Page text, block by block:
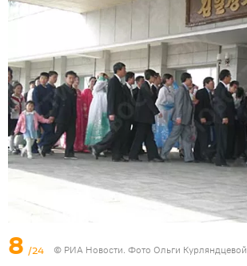
8 /24 © РИА Новости. Фото Ольги Курляндцевой